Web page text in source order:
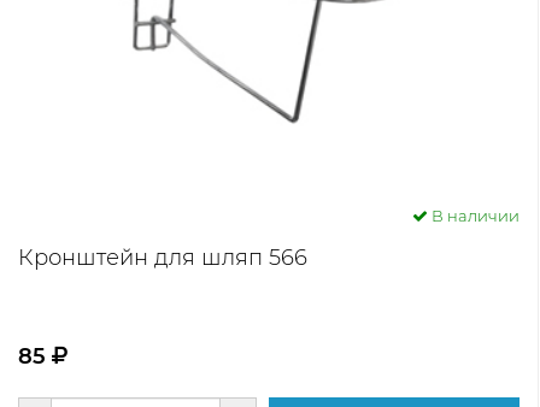
В наличии
Кронштейн для шляп 566
85